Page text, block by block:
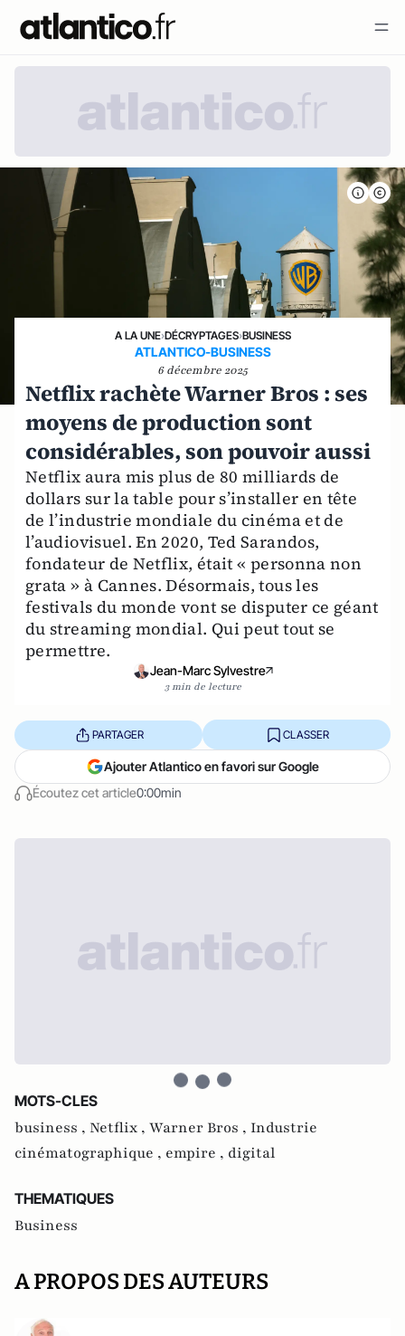
A LA UNE›DÉCRYPTAGES›BUSINESS
ATLANTICO-BUSINESS
6 décembre 2025
Netflix rachète Warner Bros : ses
moyens de production sont
considérables, son pouvoir aussi
Netflix aura mis plus de 80 milliards de
dollars sur la table pour s’installer en tête
de l’industrie mondiale du cinéma et de
l’audiovisuel. En 2020, Ted Sarandos,
fondateur de Netflix, était « personna non
grata » à Cannes. Désormais, tous les
festivals du monde vont se disputer ce géant
du streaming mondial. Qui peut tout se
permettre.
Jean-Marc Sylvestre
3 min de lecture
Écoutez cet article0:00min
PARTAGER CLASSER
Ajouter Atlantico en favori sur Google
MOTS-CLES
business , Netflix , Warner Bros , Industrie
cinématographique , empire , digital
THEMATIQUES
Business
A PROPOS DES AUTEURS